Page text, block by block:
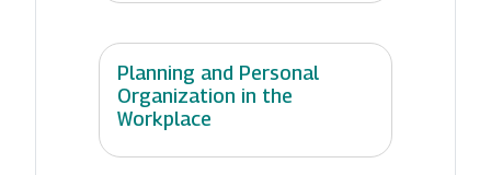
Planning and Personal
Organization in the
Workplace